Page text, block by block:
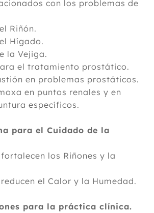
con los problemas de
Riñón.
Hígado.
la Vejiga.
el tratamiento prostático.
en problemas prostáticos.
en puntos renales y en
específicos.
para el Cuidado de la
los Riñones y la
el Calor y la Humedad.
para la práctica clínica.